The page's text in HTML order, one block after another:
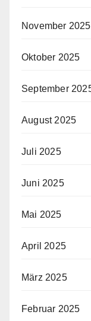
November 2025
Oktober 2025
September
August 2025
Juli 2025
Juni 2025
Mai 2025
April 2025
März 2025
Februar 2025